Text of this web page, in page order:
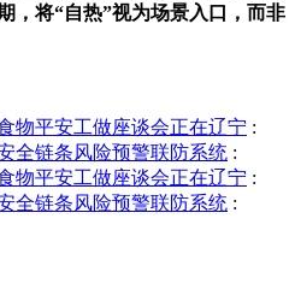
，将“自热”视为场景入口，而非
物平安工做座谈会正在辽宁 :
全链条风险预警联防系统 :
物平安工做座谈会正在辽宁 :
全链条风险预警联防系统 :